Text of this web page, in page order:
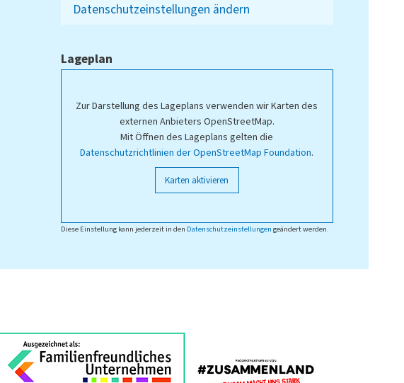
Datenschutzeinstellungen ändern
Lageplan
Zur Darstellung des Lageplans verwenden wir Karten des
externen Anbieters OpenStreetMap.
Mit Öffnen des Lageplans gelten die
Datenschutzrichtlinien der OpenStreetMap Foundation.
Karten aktivieren
Diese Einstellung kann jederzeit in den Datenschutzeinstellungen geändert werden.